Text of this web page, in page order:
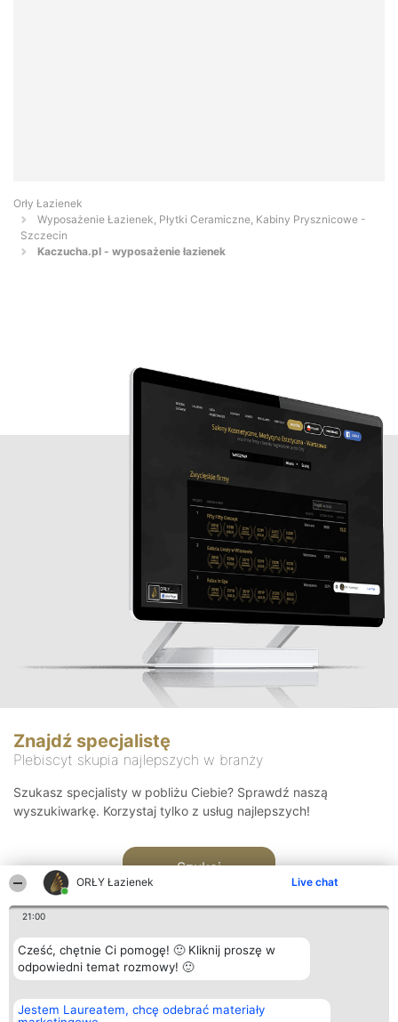
ORŁY Łazienek Live chat
21:00
Cześć, chętnie Ci pomogę! 🙂 Kliknij proszę w
odpowiedni temat rozmowy! 🙂
Jestem Laureatem, chcę odebrać materiały
Orły Łazienek
Wyposażenie Łazienek, Płytki Ceramiczne, Kabiny Prysznicowe -
Szczecin
Kaczucha.pl - wyposażenie łazienek
Znajdź specjalistę
Plebiscyt skupia najlepszych w branży
Szukasz specjalisty w pobliżu Ciebie? Sprawdź naszą
wyszukiwarkę. Korzystaj tylko z usług najlepszych!
Szukaj
Organizator plebiscytu
Bright Side Solutions sp. z o.
Plebiscyt
Laureaci
Kontakt
Kontakt